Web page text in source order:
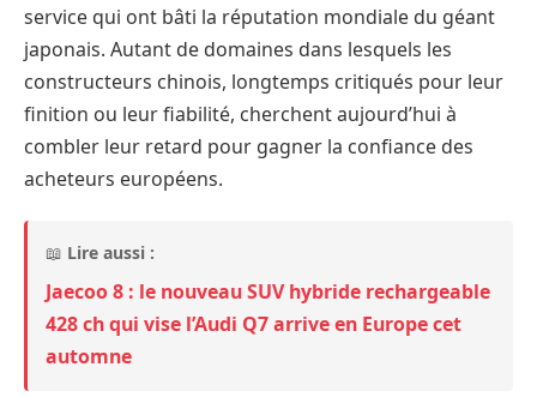
service qui ont bâti la réputation mondiale du géant
japonais. Autant de domaines dans lesquels les
constructeurs chinois, longtemps critiqués pour leur
finition ou leur fiabilité, cherchent aujourd’hui à
combler leur retard pour gagner la confiance des
acheteurs européens.
📖 Lire aussi :
Jaecoo 8 : le nouveau SUV hybride rechargeable
428 ch qui vise l’Audi Q7 arrive en Europe cet
automne